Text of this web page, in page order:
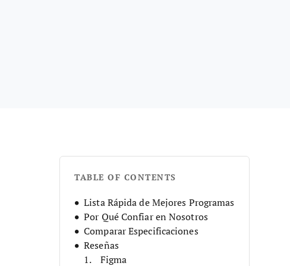
TABLE OF CONTENTS
Lista Rápida de Mejores Programas
Por Qué Confiar en Nosotros
Comparar Especificaciones
Reseñas
Figma